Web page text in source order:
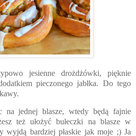
jesienne drożdżówki, pięknie
pieczonego jabłka. Do tego
na jednej blasze, wtedy będą fajnie
też ułożyć bułeczki na blasze w
wyjdą bardziej płaskie jak moje ;) Ja